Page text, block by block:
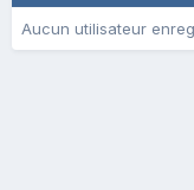
Aucun utilisateur